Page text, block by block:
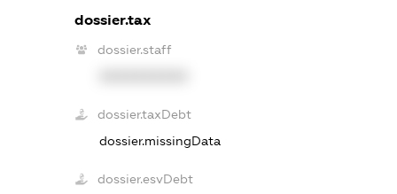
dossier.tax
dossier.staff
dossier.taxDebt
dossier.missingData
dossier.esvDebt